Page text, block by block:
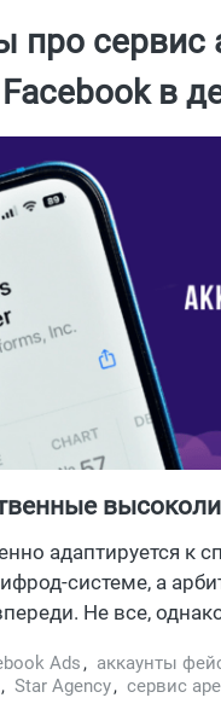
про сервис
Facebook в
для команд с
адаптируется к
системе, а
Не все,
лицом блок
веб перебирать
требуемую
Ads, аккаунты
Star Agency, сервис